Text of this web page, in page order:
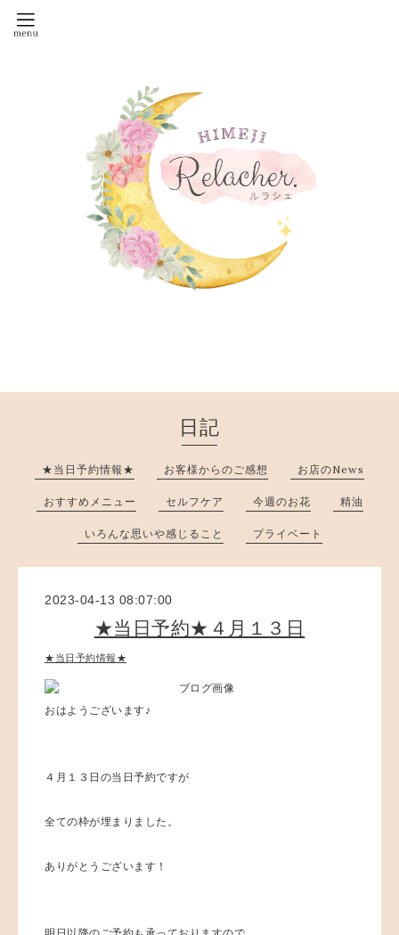
日記
★当日予約情報★ お客様からのご感想 お店のNews
おすすめメニュー セルフケア 今週のお花 精油
いろんな思いや感じること プライベート
2023-04-13 08:07:00
★当日予約★４月１３日
★当日予約情報★
おはようございます♪
４月１３日の当日予約ですが
全ての枠が埋まりました。
ありがとうございます！